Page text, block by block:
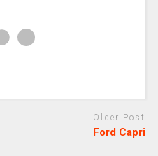
Older Post
Ford Capri